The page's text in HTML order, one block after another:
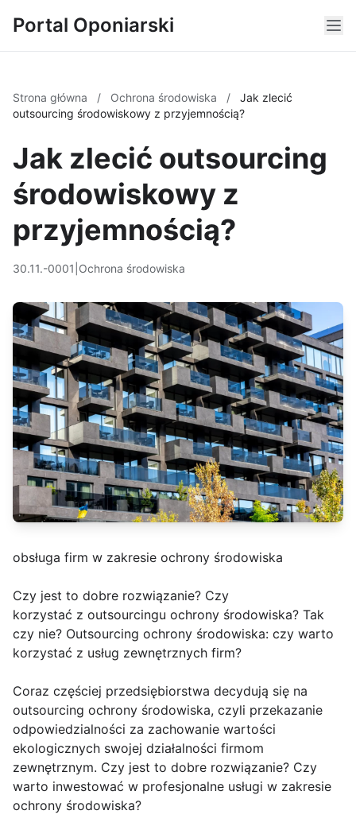
Portal Oponiarski
Strona główna / Ochrona środowiska /
Jak zlecić
outsourcing środowiskowy z przyjemnością?
Jak zlecić outsourcing
środowiskowy z
przyjemnością?
30.11.-0001 Ochrona środowiska
obsługa firm w zakresie ochrony środowiska
Czy jest to dobre rozwiązanie? Czy
korzystać z outsourcingu ochrony środowiska? Tak
czy nie? Outsourcing ochrony środowiska: czy warto
korzystać z usług zewnętrznych firm?
Coraz częściej przedsiębiorstwa decydują się na
outsourcing ochrony środowiska, czyli przekazanie
odpowiedzialności za zachowanie wartości
ekologicznych swojej działalności firmom
zewnętrznym. Czy jest to dobre rozwiązanie? Czy
warto inwestować w profesjonalne usługi w zakresie
ochrony środowiska?